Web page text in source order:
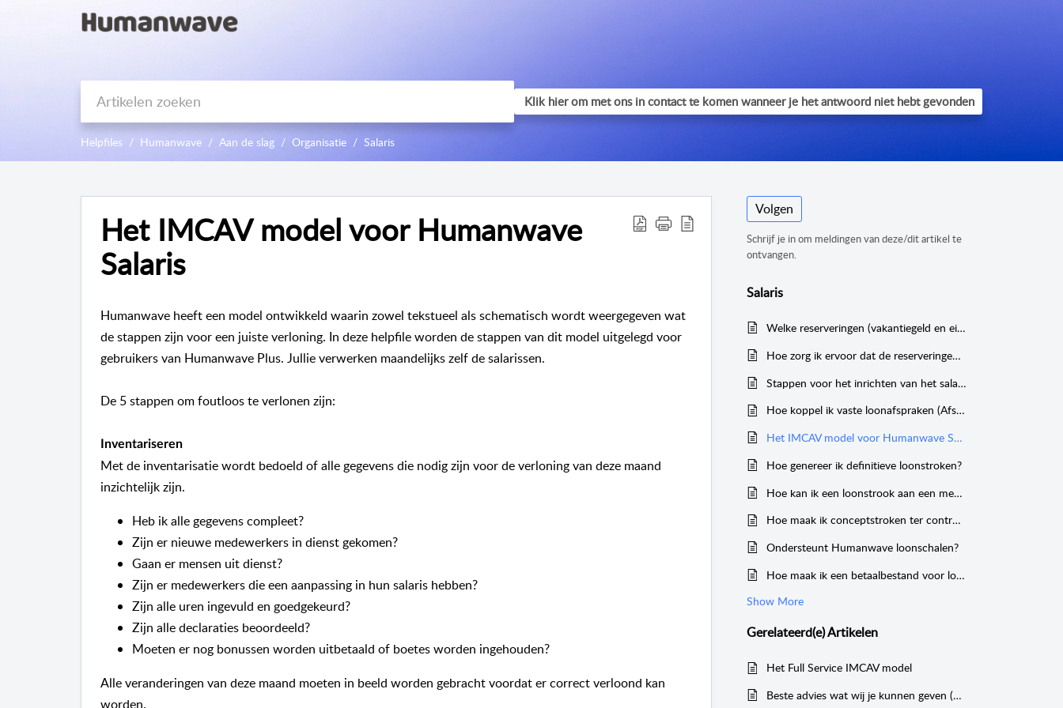
Helpfiles Humanwave Aan de slag Organisatie Salaris
Het IMCAV model voor Humanwave
Salaris
Humanwave heeft een model ontwikkeld waarin zowel tekstueel als schematisch wordt weergegeven wat
de stappen zijn voor een juiste verloning. In deze helpfile worden de stappen van dit model uitgelegd voor
gebruikers van Humanwave Plus. Jullie verwerken maandelijks zelf de salarissen.
De 5 stappen om foutloos te verlonen zijn:
Inventariseren
Met de inventarisatie wordt bedoeld of alle gegevens die nodig zijn voor de verloning van deze maand
inzichtelijk zijn.
Heb ik alle gegevens compleet?
Zijn er nieuwe medewerkers in dienst gekomen?
Gaan er mensen uit dienst?
Zijn er medewerkers die een aanpassing in hun salaris hebben?
Zijn alle uren ingevuld en goedgekeurd?
Zijn alle declaraties beoordeeld?
Moeten er nog bonussen worden uitbetaald of boetes worden ingehouden?
Alle veranderingen van deze maand moeten in beeld worden gebracht voordat er correct verloond kan
worden.
Volgen
Schrijf je in om meldingen van deze/dit artikel te
ontvangen.
Salaris
Welke reserveringen (vakantiegeld en eindejaarsuitkering) zijn er binnen Humanwave?
Hoe zorg ik ervoor dat de reserveringen bij nieuwe medewerkers automatisch gekoppeld worden?
Stappen voor het inrichten van het salaris
Hoe koppel ik vaste loonafspraken (Afspraken die voor bijna elk contract geldig zijn)?
Het IMCAV model voor Humanwave Salaris
Hoe genereer ik definitieve loonstroken?
Hoe kan ik een loonstrook aan een medewerker toevoegen?
Hoe maak ik conceptstroken ter controle voor de maandelijkse verloning?
Ondersteunt Humanwave loonschalen?
Hoe maak ik een betaalbestand voor loonstroken aan?
Show More
Gerelateerd(e)Artikelen
Het Full Service IMCAV model
Beste advies wat wij je kunnen geven (Humanwave HR + Salaris module)